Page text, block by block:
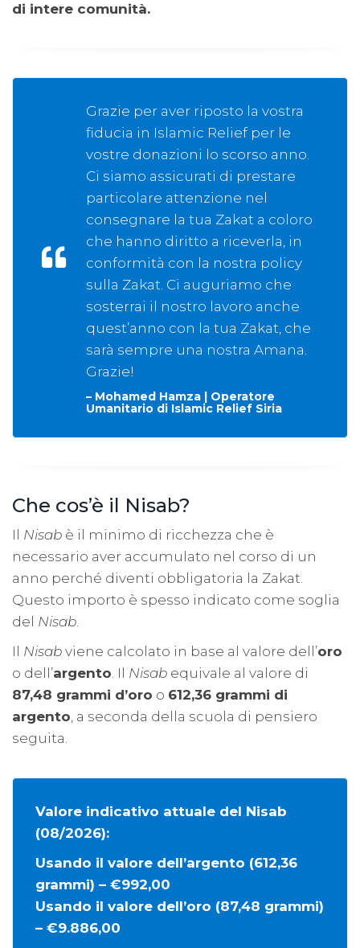
di intere comunità.
Grazie per aver riposto la vostra
fiducia in Islamic Relief per le
vostre donazioni lo scorso anno.
Ci siamo assicurati di prestare
particolare attenzione nel
consegnare la tua Zakat a coloro
che hanno diritto a riceverla, in
conformità con la nostra policy
sulla Zakat. Ci auguriamo che
sosterrai il nostro lavoro anche
quest’anno con la tua Zakat, che
sarà sempre una nostra Amana.
Grazie!
– Mohamed Hamza | Operatore
Umanitario di Islamic Relief Siria
Che cos’è il Nisab?
Il Nisab è il minimo di ricchezza che è
necessario aver accumulato nel corso di un
anno perché diventi obbligatoria la Zakat.
Questo importo è spesso indicato come soglia
del Nisab.
Il Nisab viene calcolato in base al valore dell’oro
o dell’argento. Il Nisab equivale al valore di
87,48 grammi d’oro o 612,36 grammi di
argento, a seconda della scuola di pensiero
seguita.
Valore indicativo attuale del Nisab
(08/2026):
Usando il valore dell’argento (612,36
grammi) – €992,00
Usando il valore dell’oro (87,48 grammi)
– €9.886,00